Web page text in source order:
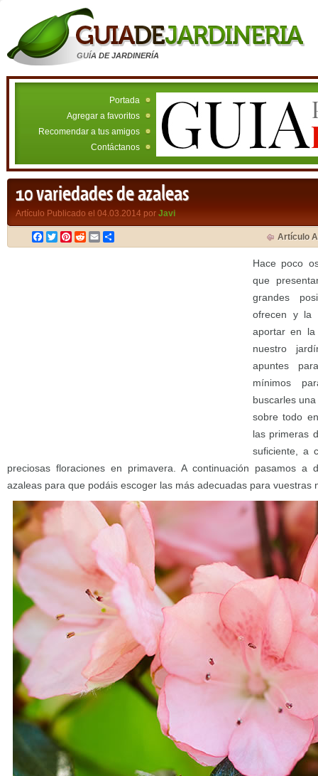
GUÍA DE JARDINERÍA
Portada
Agregar a favoritos
Recomendar a tus amigos
Contáctanos
10 variedades de azaleas
Artículo Publicado el 04.03.2014 por Javi
Facebook
TwitterPinterest
RedditEmail Artículo
Hace poco
que
grandes
ofrecen y la
aportar en la
nuestro
apuntes
mínimos
buscarles
sobre todo
las primeras
suficiente, a
preciosas floraciones en primavera. A continuación pasamos a
azaleas para que podáis escoger las más adecuadas para vuestras